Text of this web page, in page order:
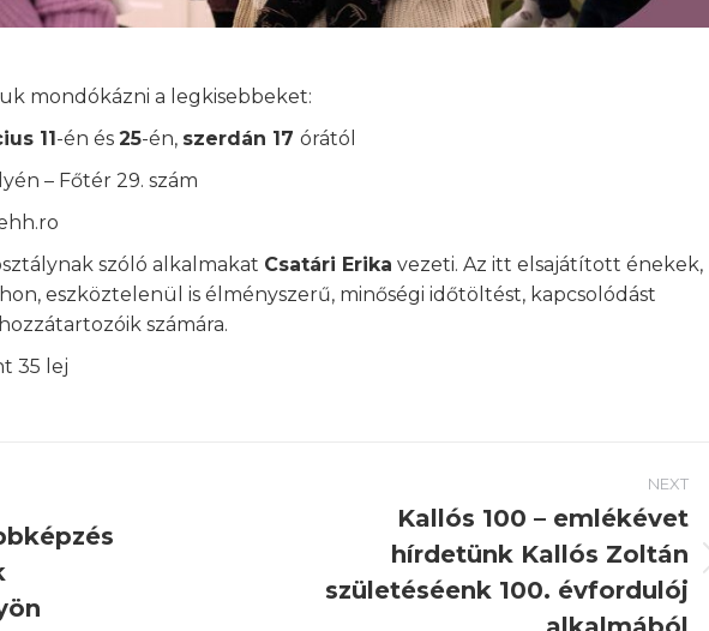
mondókázni a legkisebbeket:
11-én és 25-én, szerdán 17 órától
– Főtér 29. szám
szóló alkalmakat Csatári Erika vezeti. Az itt elsajátított énekek,
eszköztelenül is élményszerű, minőségi időtöltést, kapcsolódást
számára.
35 lej
NEXT
Kallós 100 – emlékévet
hírdetünk Kallós Zoltán
születéséenk 100. évfordulój